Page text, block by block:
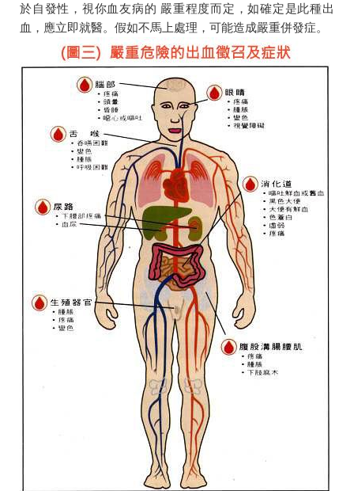
於自發性，視你血友病的 嚴重程度而定，如確定是此種出
血，應立即就醫。假如不馬上處理，可能造成嚴重併發症。